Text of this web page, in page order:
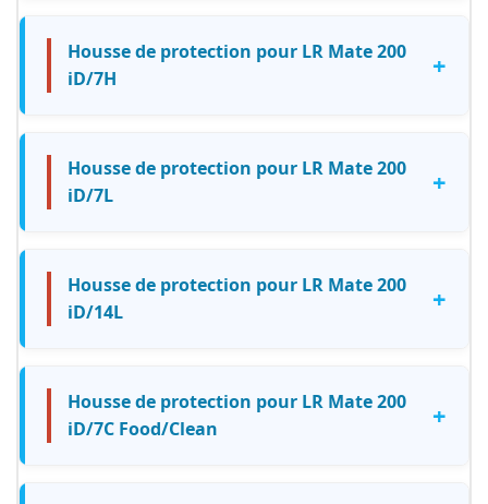
Housse de protection pour LR Mate 200
iD/7H
+
Housse de protection pour LR Mate 200
iD/7L
+
Housse de protection pour LR Mate 200
iD/14L
+
Housse de protection pour LR Mate 200
iD/7C Food/Clean
+